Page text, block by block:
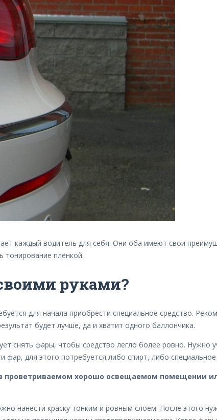
каждый водитель для себя. Они оба имеют свои
тонирование плёнкой.
руками?
для начала приобрести специальное средство.
будет лучше, да и хватит одного баллончика.
снять фары, чтобы средство легло более ровно. Нужно
для этого потребуется либо спирт, либо
проветриваемом хорошо освещаемом помещении
нанести краску тонким и ровным слоем. После этого